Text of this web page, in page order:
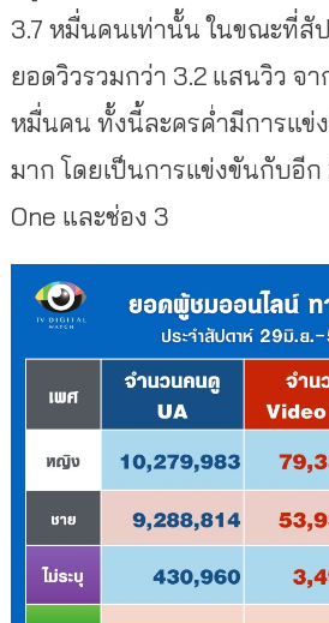
3.7 หมื่นคนเท่านั้น ในขณะที่สั
ยอดวิวรวมกว่า 3.2 แสนวิว จ
หมื่นคน ทั้งนี้ละครค่ำมีการแข่
มาก โดยเป็นการแข่งขันกับอีก
One และช่อง 3